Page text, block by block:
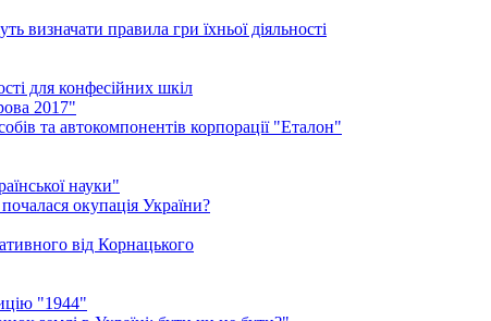
визначати правила гри їхньої діяльності
для конфесійних шкіл
2017"
та автокомпонентів корпорації "Еталон"
науки"
окупація України?
від Корнацького
"1944"